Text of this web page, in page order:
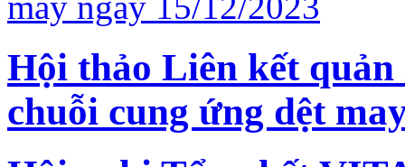
Hội thảo Liên kết
chuỗi cung ứng dệt